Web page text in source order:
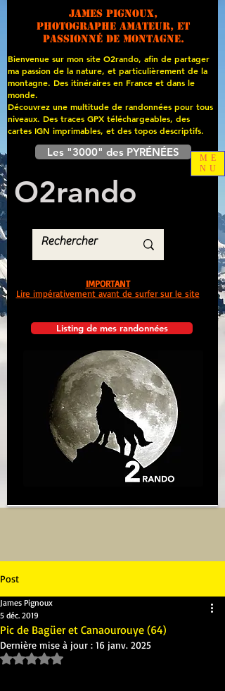
James PIGNOUX,
photographe amateur, et
passionné de montagne.
Bienvenue sur mon site O2rando, afin de partager
ma passion de la nature, et particulièrement de la
montagne. Des itinéraires en France et dans le
monde.
Découvrez une multitude de randonnées pour tous
niveaux. Des traces GPX téléchargeables, des
cartes IGN imprimables, et des topos descriptifs.
Les "3000" des PYRÉNÉES
O2rando
Listing de mes randonnées
IMPORTANT
Lire impérativement avant de surfer sur le site
ME
NU
Post
Pic de Bagüer et Canaourouye (64)
James Pignoux
5 déc. 2019
Dernière mise à jour : 16 janv. 2025
Noté NaN étoiles sur 5.